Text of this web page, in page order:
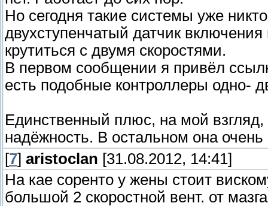
Но сегодня такие системы уже
двухступенчатый датчик
крутиться с двумя скоростями.
В первом сообщении я привёл
есть подобные контроллеры одно-
Единственный плюс, на мой
надёжность. В остальном она очень
[7] aristoclan [31.08.2012, 14:41]
На кае соренто у жены стоит
большой 2 скоростной вент. от